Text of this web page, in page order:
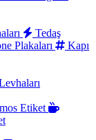
Tedaş
Plakaları
Kapı
Etiket